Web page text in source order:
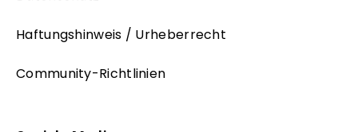
Haftungshinweis / Urheberrecht
Community-Richtlinien